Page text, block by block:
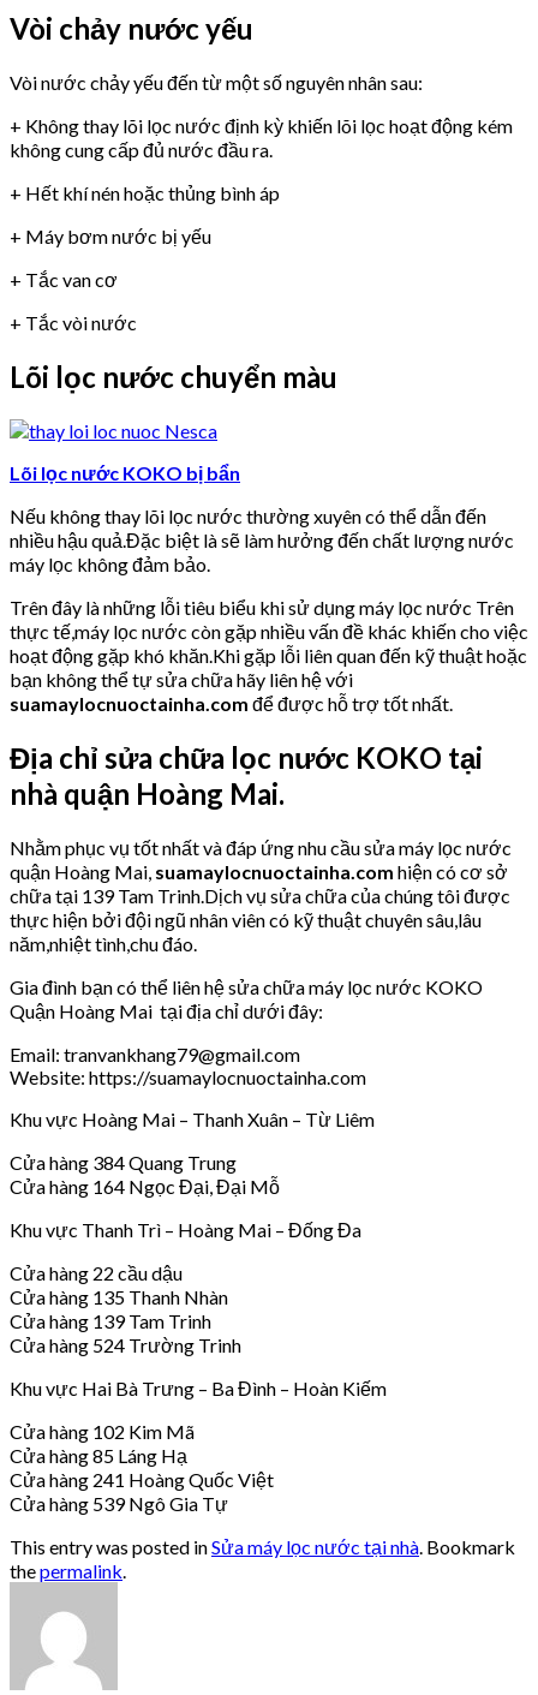
Vòi chảy nước yếu
Vòi nước chảy yếu đến từ một số nguyên nhân sau:
+ Không thay lõi lọc nước định kỳ khiến lõi lọc hoạt động kém
không cung cấp đủ nước đầu ra.
+ Hết khí nén hoặc thủng bình áp
+ Máy bơm nước bị yếu
+ Tắc van cơ
+ Tắc vòi nước
Lõi lọc nước chuyển màu
Lõi lọc nước KOKO bị bẩn
Nếu không thay lõi lọc nước thường xuyên có thể dẫn đến
nhiều hậu quả.Đặc biệt là sẽ làm hưởng đến chất lượng nước
máy lọc không đảm bảo.
Trên đây là những lỗi tiêu biểu khi sử dụng máy lọc nước Trên
thực tế,máy lọc nước còn gặp nhiều vấn đề khác khiến cho việc
hoạt động gặp khó khăn.Khi gặp lỗi liên quan đến kỹ thuật hoặc
bạn không thể tự sửa chữa hãy liên hệ với
suamaylocnuoctainha.com để được hỗ trợ tốt nhất.
Địa chỉ sửa chữa lọc nước KOKO tại
nhà quận Hoàng Mai.
Nhằm phục vụ tốt nhất và đáp ứng nhu cầu sửa máy lọc nước
quận Hoàng Mai, suamaylocnuoctainha.com hiện có cơ sở
chữa tại 139 Tam Trinh.Dịch vụ sửa chữa của chúng tôi được
thực hiện bởi đội ngũ nhân viên có kỹ thuật chuyên sâu,lâu
năm,nhiệt tình,chu đáo.
Gia đình bạn có thể liên hệ sửa chữa máy lọc nước KOKO
Quận Hoàng Mai tại địa chỉ dưới đây:
Email: tranvankhang79@gmail.com
Website: https://suamaylocnuoctainha.com
Khu vực Hoàng Mai – Thanh Xuân – Từ Liêm
Cửa hàng 384 Quang Trung
Cửa hàng 164 Ngọc Đại, Đại Mỗ
Khu vực Thanh Trì – Hoàng Mai – Đống Đa
Cửa hàng 22 cầu dậu
Cửa hàng 135 Thanh Nhàn
Cửa hàng 139 Tam Trinh
Cửa hàng 524 Trường Trinh
Khu vực Hai Bà Trưng – Ba Đình – Hoàn Kiếm
Cửa hàng 102 Kim Mã
Cửa hàng 85 Láng Hạ
Cửa hàng 241 Hoàng Quốc Việt
Cửa hàng 539 Ngô Gia Tự
This entry was posted inSửa máy lọc nước tại nhà . Bookmark
thepermalink